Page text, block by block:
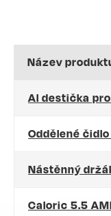
Název
Al destička
Oddělené
Nástěnný
Caloric 5.5